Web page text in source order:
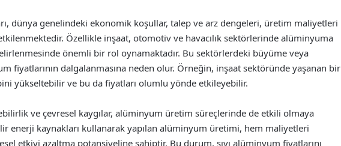
dünya genelindeki ekonomik koşullar, talep ve arz dengeleri, üretim maliyetleri
Özellikle inşaat, otomotiv ve havacılık sektörlerinde alüminyuma
önemli bir rol oynamaktadır. Bu sektörlerdeki büyüme veya
fiyatlarının dalgalanmasına neden olur. Örneğin, inşaat sektöründe yaşanan bir
yükseltebilir ve bu da fiyatları olumlu yönde etkileyebilir.
ve çevresel kaygılar, alüminyum üretim süreçlerinde de etkili olmaya
enerji kaynakları kullanarak yapılan alüminyum üretimi, hem maliyetleri
etkiyi azaltma potansiyeline sahiptir. Bu durum, sıvı alüminyum fiyatlarını